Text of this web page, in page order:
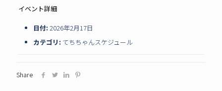
イベント詳細
日付: 2026年2月17日
カテゴリ: てちちゃんスケジュール
Share